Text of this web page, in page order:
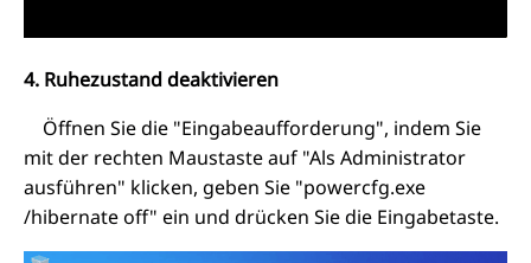
4. Ruhezustand deaktivieren
Öffnen Sie die "Eingabeaufforderung", indem Sie
mit der rechten Maustaste auf "Als Administrator
ausführen" klicken, geben Sie "powercfg.exe
/hibernate off" ein und drücken Sie die Eingabetaste.